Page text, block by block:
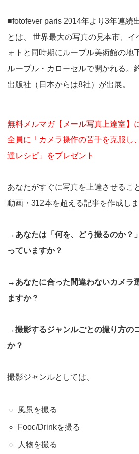
■fotofever paris 2014年より3年連続
とは、 世界最大の写真の見本市、イ
ォトと同時期にルーブル美術館の地
ルーブル・カローセルで開かれる。
出版社（日本からは8社）が出展。
無料メルマガ【メール写真上達室】
全員に「カメラ操作の苦手を克服し
達レシピ」をプレゼント
あなたがすぐに写真を上達させるこ
動画・312本を超える記事を作成しま
→あなたは「何を、どう撮るのか？
っていますか？
→あなたに合った間違わないカメラ
ますか？
→撮影するジャンルごとの撮り方の
か？
撮影ジャンルとしては、
風景を撮る
Food/Drinkを撮る
人物を撮る